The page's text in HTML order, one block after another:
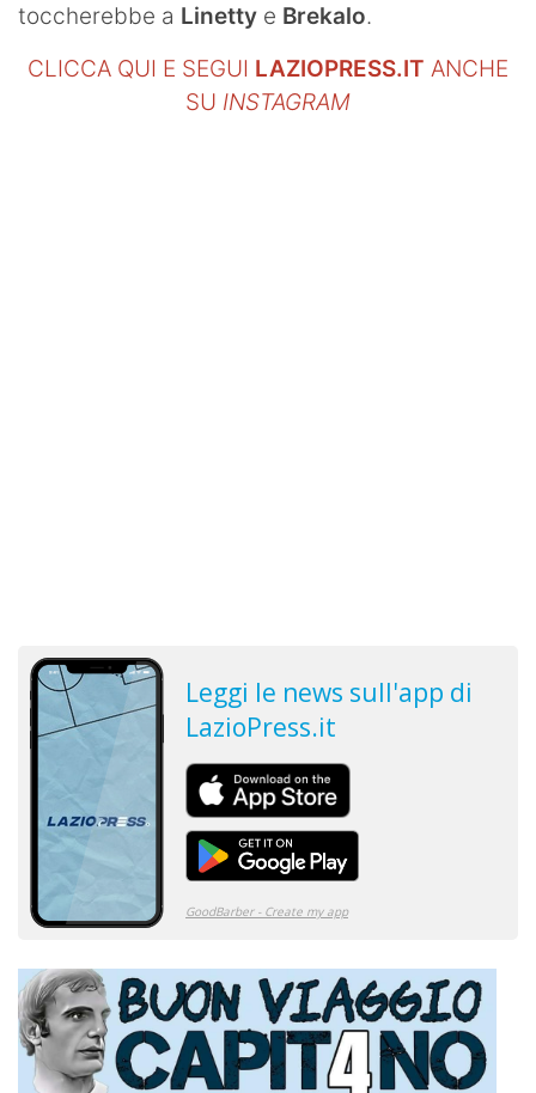
toccherebbe a Linetty e Brekalo.
CLICCA QUI E SEGUI LAZIOPRESS.IT ANCHE
SU INSTAGRAM